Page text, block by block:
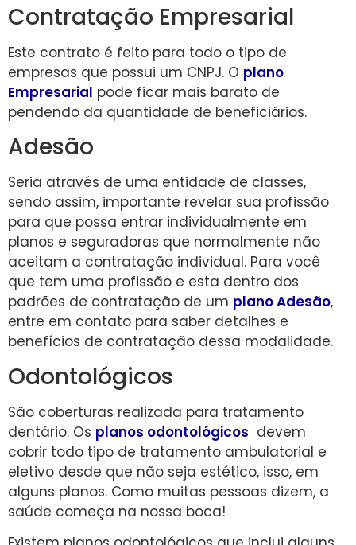
Contratação Empresarial
Este contrato é feito para todo o tipo de
empresas que possui um CNPJ. O plano
Empresarial pode ficar mais barato de
pendendo da quantidade de beneficiários.
Adesão
Seria através de uma entidade de classes,
sendo assim, importante revelar sua profissão
para que possa entrar individualmente em
planos e seguradoras que normalmente não
aceitam a contratação individual. Para você
que tem uma profissão e esta dentro dos
padrões de contratação de um plano Adesão,
entre em contato para saber detalhes e
benefícios de contratação dessa modalidade.
Odontológicos
São coberturas realizada para tratamento
dentário. Os planos odontológicos devem
cobrir todo tipo de tratamento ambulatorial e
eletivo desde que não seja estético, isso, em
alguns planos. Como muitas pessoas dizem, a
saúde começa na nossa boca!